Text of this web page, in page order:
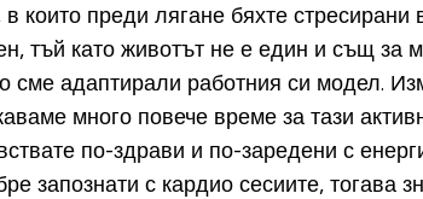
които преди лягане бяхте
тъй като животът не е един и същ
сме адаптирали работния си модел.
много повече време за тази
по-здрави и по-заредени с
запознати с кардио сесиите, тогава